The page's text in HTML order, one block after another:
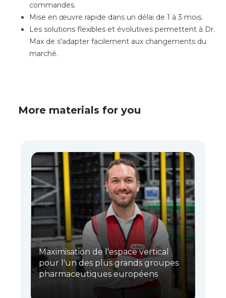
commandes.
Mise en œuvre rapide dans un délai de 1 à 3 mois.
Les solutions flexibles et évolutives permettent à Dr.
Max de s'adapter facilement aux changements du
marché.
More materials for you
Maximisation de l'espace vertical
pour l'un des plus grands groupes
pharmaceutiques européens